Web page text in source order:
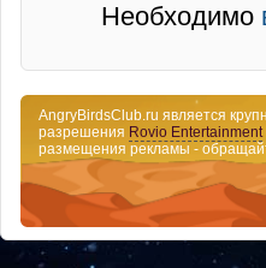
Необходимо
AngryBirdsClub.ru является
разрешения Rovio Entertainment
размещения рекламы -